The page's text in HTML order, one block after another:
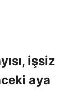
işsiz
aya